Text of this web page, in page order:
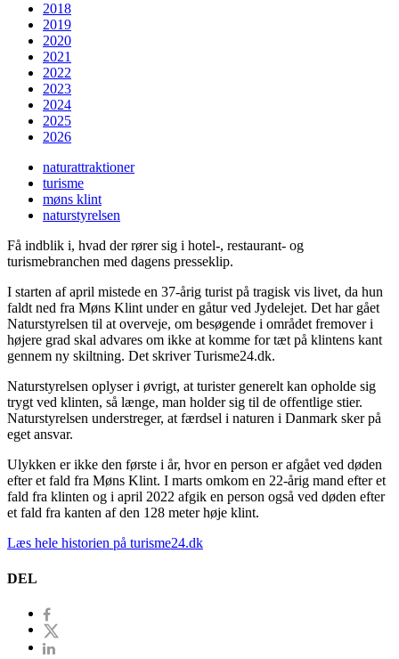
2018
2019
2020
2021
2022
2023
2024
2025
2026
naturattraktioner
turisme
møns klint
naturstyrelsen
Få indblik i, hvad der rører sig i hotel-, restaurant- og
turismebranchen med dagens presseklip.
I starten af april mistede en 37-årig turist på tragisk vis livet, da hun
faldt ned fra Møns Klint under en gåtur ved Jydelejet. Det har gået
Naturstyrelsen til at overveje, om besøgende i området fremover i
højere grad skal advares om ikke at komme for tæt på klintens kant
gennem ny skiltning. Det skriver Turisme24.dk.
Naturstyrelsen oplyser i øvrigt, at turister generelt kan opholde sig
trygt ved klinten, så længe, man holder sig til de offentlige stier.
Naturstyrelsen understreger, at færdsel i naturen i Danmark sker på
eget ansvar.
Ulykken er ikke den første i år, hvor en person er afgået ved døden
efter et fald fra Møns Klint. I marts omkom en 22-årig mand efter et
fald fra klinten og i april 2022 afgik en person også ved døden efter
et fald fra kanten af den 128 meter høje klint.
Læs hele historien på turisme24.dk
DEL